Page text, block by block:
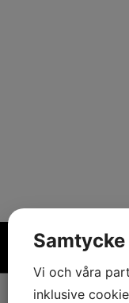
Vi och våra
inklusive